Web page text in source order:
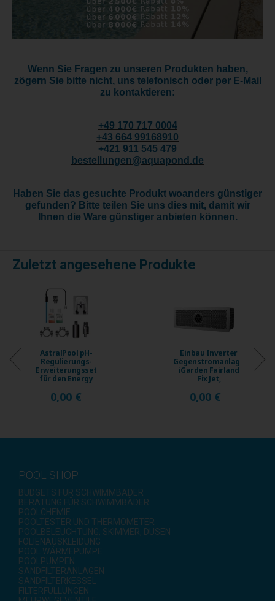
Wenn Sie Fragen zu unseren Produkten haben,
zögern Sie bitte nicht, uns telefonisch oder per E-Mail
zu kontaktieren:
+49 170 717 0004
+43 664 99168910
+421 911 545 479
bestellungen@aquapond.de
Haben Sie das gesuchte Produkt woanders günstiger
gefunden? Bitte teilen Sie uns dies mit, damit wir
Ihnen die Ware günstiger anbieten können.
Zuletzt angesehene Produkte
AstralPool pH-
Regulierungs-
Erweiterungsset
für den Energy
Solinator ...
0,00 €
Einbau Inverter
Gegenstromanlage
iGarden Fairland
Fix Jet,
0,00 €
POOL SHOP
BUDGETS FÜR SCHWIMMBÄDER
BERATUNG FÜR SCHWIMMBÄDER
POOLCHEMIE
POOLTESTER UND THERMOMETER
POOLBELEUCHTUNG, SKIMMER, DÜSEN
FOLIENAUSKLEIDUNG
POOL WÄRMEPUMPE
POOLPUMPEN
SANDFILTERANLAGEN
SANDFILTERKESSEL
FILTERFÜLLUNGEN